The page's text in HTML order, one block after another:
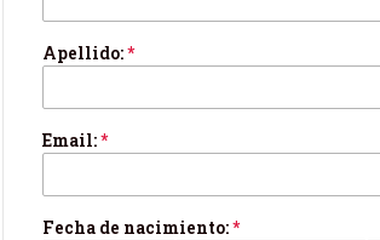
Apellido:*
Email:*
Fecha de nacimiento:*